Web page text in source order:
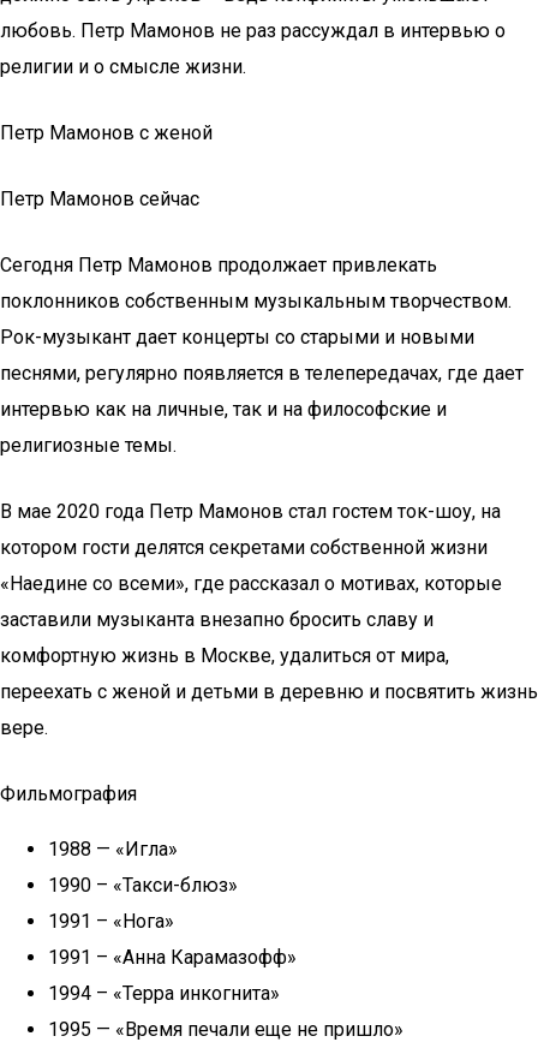
любовь. Петр Мамонов не раз рассуждал в интервью о
религии и о смысле жизни.
Петр Мамонов с женой
Петр Мамонов сейчас
Сегодня Петр Мамонов продолжает привлекать
поклонников собственным музыкальным творчеством.
Рок-музыкант дает концерты со старыми и новыми
песнями, регулярно появляется в телепередачах, где дает
интервью как на личные, так и на философские и
религиозные темы.
В мае 2020 года Петр Мамонов стал гостем ток-шоу, на
котором гости делятся секретами собственной жизни
«Наедине со всеми», где рассказал о мотивах, которые
заставили музыканта внезапно бросить славу и
комфортную жизнь в Москве, удалиться от мира,
переехать с женой и детьми в деревню и посвятить жизнь
вере.
Фильмография
1988 — «Игла»
1990 – «Такси-блюз»
1991 – «Нога»
1991 – «Анна Карамазофф»
1994 – «Терра инкогнита»
1995 — «Время печали еще не пришло»